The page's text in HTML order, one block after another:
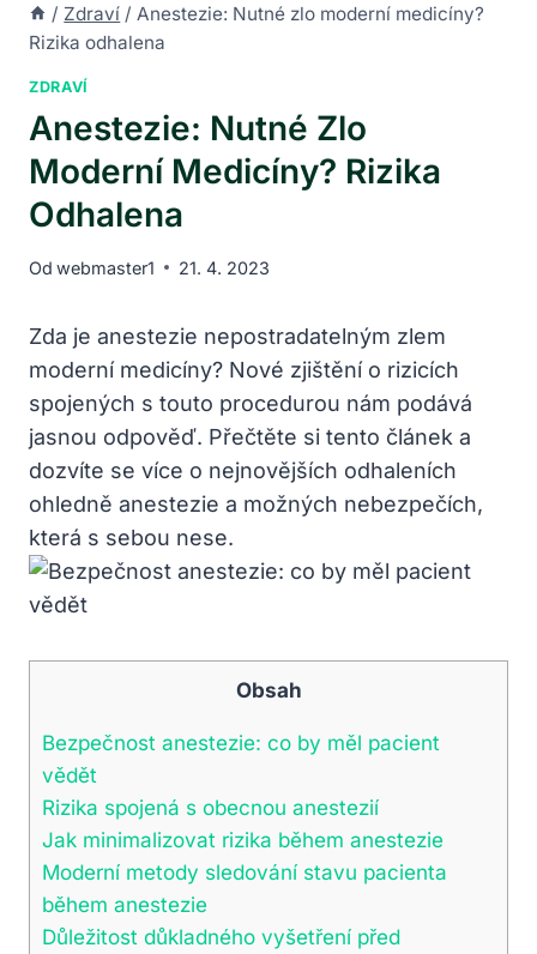
/ Zdraví / Anestezie: Nutné zlo moderní medicíny?
Rizika odhalena
ZDRAVÍ
Anestezie: Nutné Zlo
Moderní Medicíny? Rizika
Odhalena
Od webmaster1 21. 4. 2023
Zda je anestezie nepostradatelným zlem
moderní medicíny? Nové zjištění o rizicích
spojených s touto procedurou nám podává
jasnou odpověď. Přečtěte si tento článek a
dozvíte se více o nejnovějších odhaleních
ohledně anestezie a možných nebezpečích,
která s sebou nese.
Obsah
Bezpečnost anestezie: co by měl pacient
vědět
Rizika spojená s obecnou anestezií
Jak minimalizovat rizika během anestezie
Moderní metody sledování stavu pacienta
během anestezie
Důležitost důkladného vyšetření před